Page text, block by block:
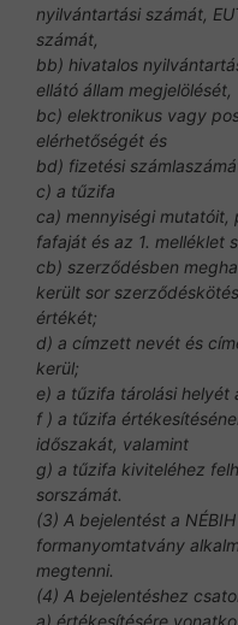
nyilvántartási számát,
számát,
bb) hivatalos
ellátó állam megjelölését,
bc) elektronikus vagy
elérhetőségét és
bd) fizetési
c) a tűzifa
ca) mennyiségi mutatóit,
fafaját és az 1. melléklet
cb) szerződésben
került sor
értékét;
d) a címzett nevét és
kerül;
e) a tűzifa tárolási helyét
f ) a tűzifa
időszakát, valamint
g) a tűzifa kiviteléhez
sorszámát.
(3) A bejelentést a
formanyomtatvány
megtenni.
(4) A bejelentéshez
a) értékesítésére